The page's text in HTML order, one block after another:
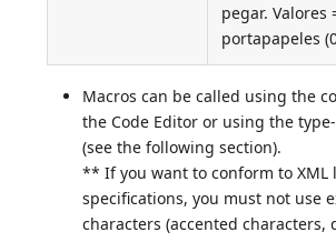
pegar. Valores
portapapeles
Macros can be called using the
the Code Editor or using the
(see the following section).
** If you want to conform to XML
specifications, you must not use
characters (accented characters,